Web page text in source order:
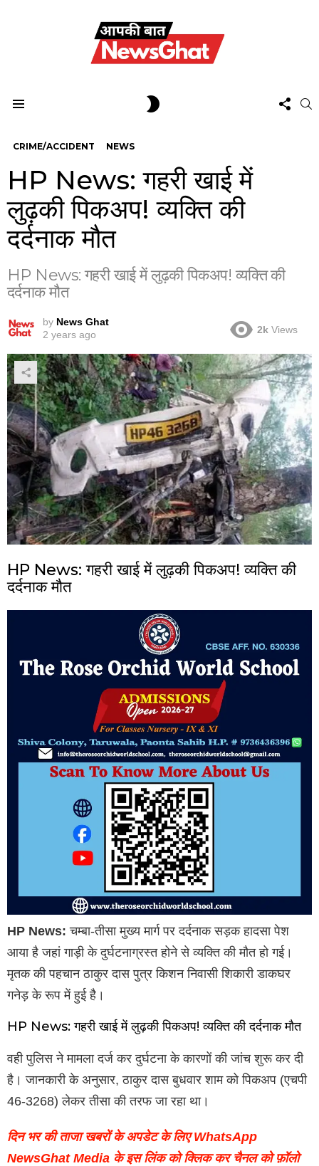
US
CRIME/ACCIDENT NEWS
HP News: गहरी खाई में
लुढ़की पिकअप! व्यक्ति की
दर्दनाक मौत
HP News: गहरी खाई में लुढ़की पिकअप! व्यक्ति की
दर्दनाक मौत
by News Ghat
2 years ago
2k Views
HP News: गहरी खाई में लुढ़की पिकअप! व्यक्ति की
दर्दनाक मौत
HP News: चम्बा-तीसा मुख्य मार्ग पर दर्दनाक सड़क हादसा पेश
आया है जहां गाड़ी के दुर्घटनाग्रस्त होने से व्यक्ति की मौत हो गई।
मृतक की पहचान ठाकुर दास पुत्र किशन निवासी शिकारी डाकघर
गनेड़ के रूप में हुई है।
HP News: गहरी खाई में लुढ़की पिकअप! व्यक्ति की दर्दनाक मौत
वही पुलिस ने मामला दर्ज कर दुर्घटना के कारणों की जांच शुरू कर दी
है। जानकारी के अनुसार, ठाकुर दास बुधवार शाम को पिकअप (एचपी
46-3268) लेकर तीसा की तरफ जा रहा था।
दिन भर की ताजा खबरों के अपडेट के लिए WhatsApp
NewsGhat Media के इस लिंक को क्लिक कर चैनल को फ़ॉलो